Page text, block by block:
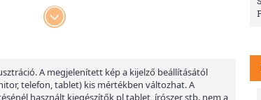
A megjelenített kép a kijelző beállításától
telefon, tablet) kis mértékben változhat. A
használt kiegészítők pl tablet, írószer stb. nem a